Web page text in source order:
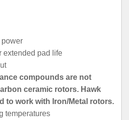
power
extended pad life
compounds are not
ceramic rotors. Hawk
to work with Iron/Metal rotors.
temperatures